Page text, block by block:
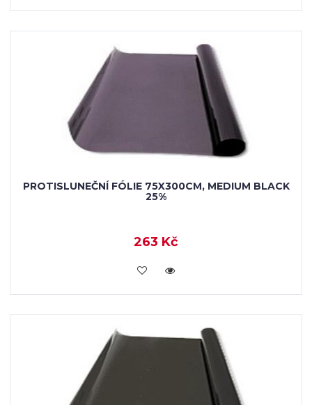
PROTISLUNEČNÍ FÓLIE 75X300CM, MEDIUM BLACK
25%
263 Kč
VLOŽIT DO KOŠÍKU